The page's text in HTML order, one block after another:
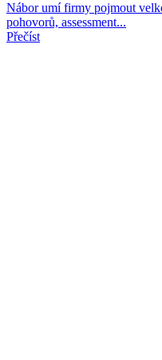
Nábor umí firmy pojmout
pohovorů, assessment...
Přečíst